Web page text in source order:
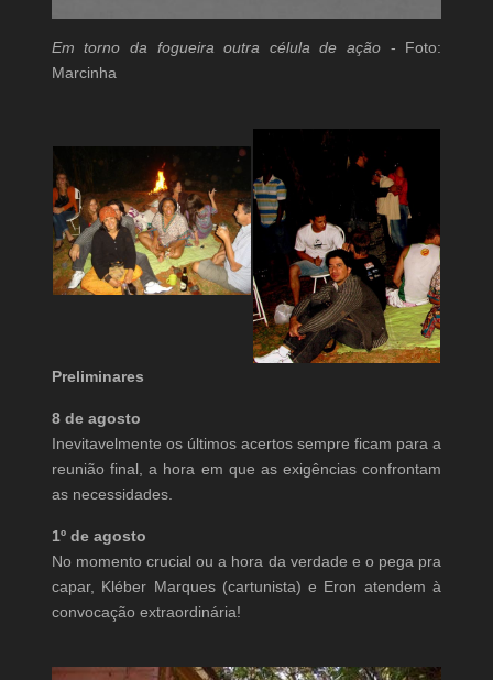
Em torno da fogueira outra célula de ação- Foto:
Marcinha
Preliminares
8 de agosto
Inevitavelmente os últimos acertos sempre ficam para a
reunião final, a hora em que as exigências confrontam
as necessidades.
1º de agosto
No momento crucial ou a hora da verdade e o pega pra
capar, Kléber Marques (cartunista) e Eron atendem à
convocação extraordinária!